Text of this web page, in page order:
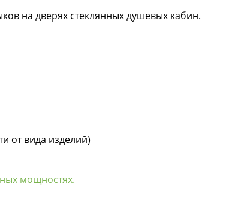
на дверях стеклянных душевых кабин.
от вида изделий)
мощностях.